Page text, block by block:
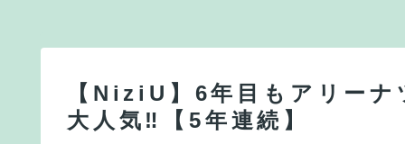
【NiziU】6年目もアリー
大人気‼【5年連続】